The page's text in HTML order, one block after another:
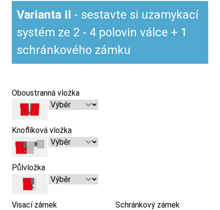
Varianta II - sestavte si uzamykací
systém ze 2 - 4 polovin válce + 1
schránkového zámku
Oboustranná vložka
Knoflíková vložka
Půlvložka
Visací zámek Schránkový zámek